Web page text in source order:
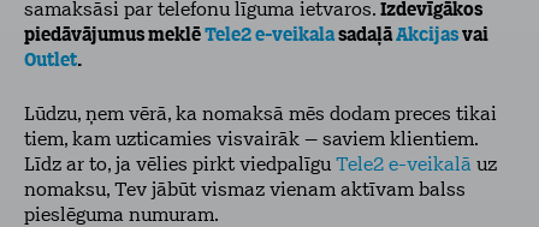
samaksāsi par telefonu līguma ietvaros. Izdevīgākos
piedāvājumus meklēTele2 e-veikalasadaļāAkcijasvai
Outlet.
Lūdzu, ņem vērā, ka nomaksā mēs dodam preces tikai
tiem, kam uzticamies visvairāk – saviem klientiem.
Līdz ar to, ja vēlies pirkt viedpalīgu Tele2 e-veikalā uz
nomaksu, Tev jābūt vismaz vienam aktīvam balss
pieslēguma numuram.